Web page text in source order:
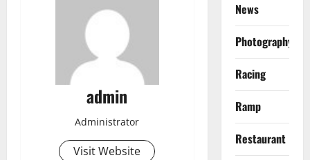
admin
Administrator
Visit Website
News
Photography
Racing
Ramp
Restaurant